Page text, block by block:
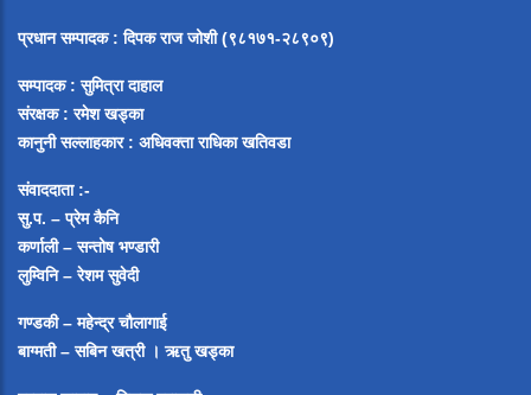
प्रधान सम्पादक: दिपक राज जोशी (९८१७१-२८९०९)
सम्पादक : सुमित्रा दाहाल
संरक्षक : रमेश खड्का
कानुनी सल्लाहकार : अधिवक्ता राधिका खतिवडा
संवाददाता :-
सु.प. – प्रेम कैनि
कर्णाली – सन्तोष भण्डारी
लुम्विनि – रेशम सुवेदी
गण्डकी – महेन्द्र चौलागाई
बाग्मती – सबिन खत्री ।ऋतु खड्का